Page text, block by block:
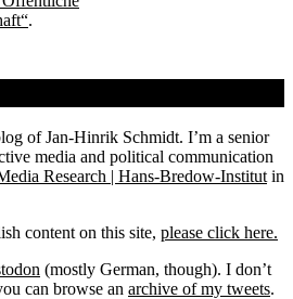
.
of Jan-Hinrik Schmidt. I’m a senior
media and political communication
Research | Hans-Bredow-Institut in
content on this site, please click here.
(mostly German, though). I don’t
can browse an archive of my tweets.